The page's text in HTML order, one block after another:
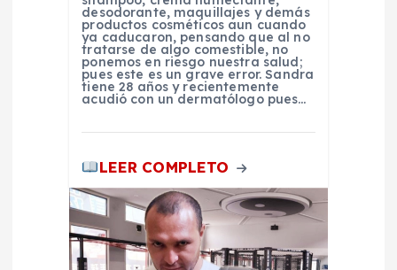
desodorante, maquillajes y demás
productos cosméticos aun cuando
ya caducaron, pensando que al no
tratarse de algo comestible, no
ponemos en riesgo nuestra salud;
pues este es un grave error. Sandra
tiene 28 años y recientemente
acudió con un dermatólogo pues…
LEER COMPLETO